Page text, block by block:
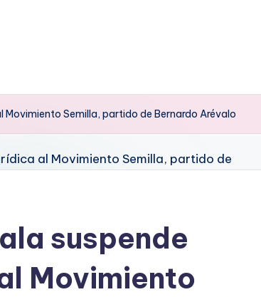
Semilla, partido de Bernardo Arévalo
suspende
Movimiento